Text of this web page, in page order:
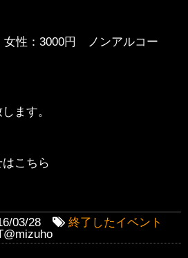
性：3000円 ノンアルコー
ます。
こちら
03/28
終了したイベント